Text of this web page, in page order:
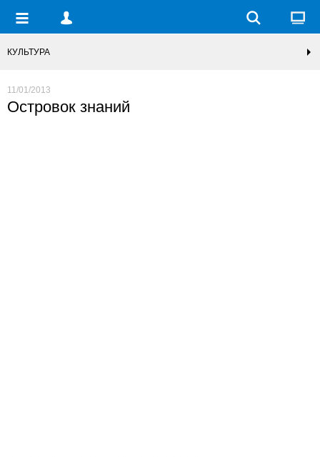
КУЛЬТУРА
11/01/2013
Островок знаний